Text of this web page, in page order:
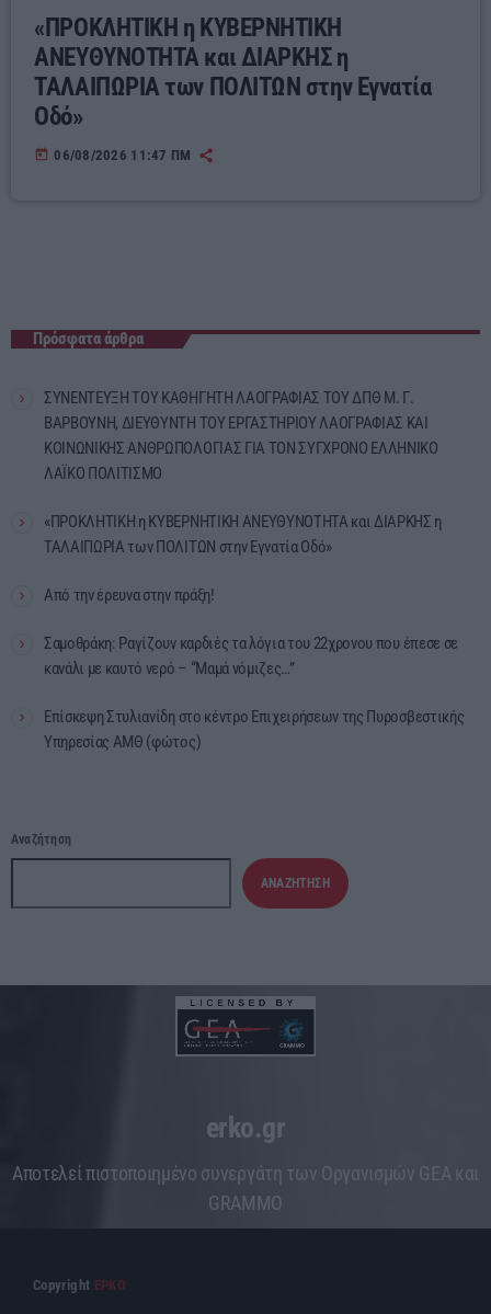
«ΠΡΟΚΛΗΤΙΚΗ η ΚΥΒΕΡΝΗΤΙΚΗ
ΑΝΕΥΘΥΝΟΤΗΤΑ και ΔΙΑΡΚΗΣ η
ΤΑΛΑΙΠΩΡΙΑ των ΠΟΛΙΤΩΝ στην Εγνατία
Οδό»
today 06/08/2026 11:47 ΠΜ
Πρόσφατα άρθρα
ΣΥΝΕΝΤΕΥΞΗ ΤΟΥ ΚΑΘΗΓΗΤΗ ΛΑΟΓΡΑΦΙΑΣ ΤΟΥ ΔΠΘ Μ. Γ.
ΒΑΡΒΟΥΝΗ, ΔΙΕΥΘΥΝΤΗ ΤΟΥ ΕΡΓΑΣΤΗΡΙΟΥ ΛΑΟΓΡΑΦΙΑΣ ΚΑΙ
ΚΟΙΝΩΝΙΚΗΣ ΑΝΘΡΩΠΟΛΟΓΙΑΣ ΓΙΑ ΤΟΝ ΣΥΓΧΡΟΝΟ ΕΛΛΗΝΙΚΟ
ΛΑΪΚΟ ΠΟΛΙΤΙΣΜΟ
«ΠΡΟΚΛΗΤΙΚΗ η ΚΥΒΕΡΝΗΤΙΚΗ ΑΝΕΥΘΥΝΟΤΗΤΑ και ΔΙΑΡΚΗΣ η
ΤΑΛΑΙΠΩΡΙΑ των ΠΟΛΙΤΩΝ στην Εγνατία Οδό»
Από την έρευνα στην πράξη!
Σαμοθράκη: Ραγίζουν καρδιές τα λόγια του 22χρονου που έπεσε σε
κανάλι με καυτό νερό – “Μαμά νόμιζες…”
Επίσκεψη Στυλιανίδη στο κέντρο Επιχειρήσεων της Πυροσβεστικής
Υπηρεσίας ΑΜΘ (φώτος)
Αναζήτηση
ΑΝΑΖΉΤΗΣΗ
erko.gr
Aποτελεί πιστοποιημένο συνεργάτη των Οργανισμών GEA και
GRAMMO
Copyright ΕΡΚΟ